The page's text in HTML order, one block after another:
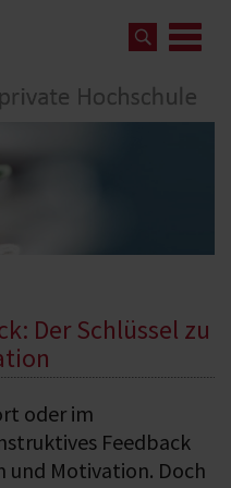
Der Schlüssel zu
oder im
Feedback
und Motivation. Doch